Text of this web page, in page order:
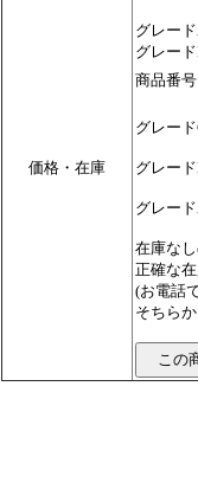
価格・在庫
グレー
グレー
商品番
グレー
グレー
グレー
在庫な
正確な
(お電話
そちら